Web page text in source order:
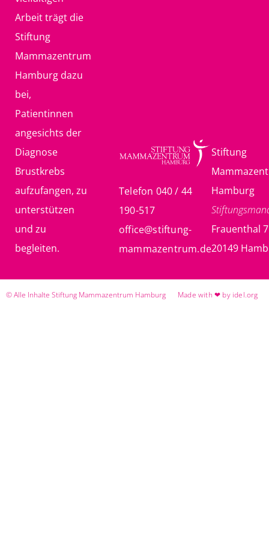
Arbeit trägt die
Stiftung
Mammazentrum
Hamburg dazu
bei,
Patientinnen
angesichts der
Diagnose
Brustkrebs
aufzufangen, zu
unterstützen
und zu
begleiten.
Telefon 040 / 44
190-517
office@stiftung-
mammazentrum.de
Stiftung
Hamburg
Frauenthal 7
20149
© Alle Inhalte Stiftung Mammazentrum Hamburg Made with ❤ by idel.org